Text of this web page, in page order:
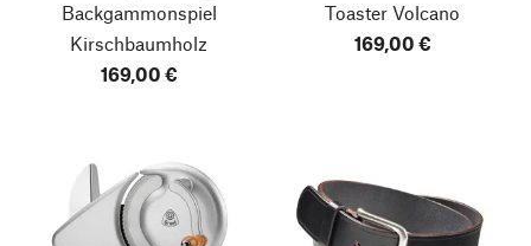
Backgammonspiel
Kirschbaumholz
169,00 €
Toaster Volcano
169,00 €